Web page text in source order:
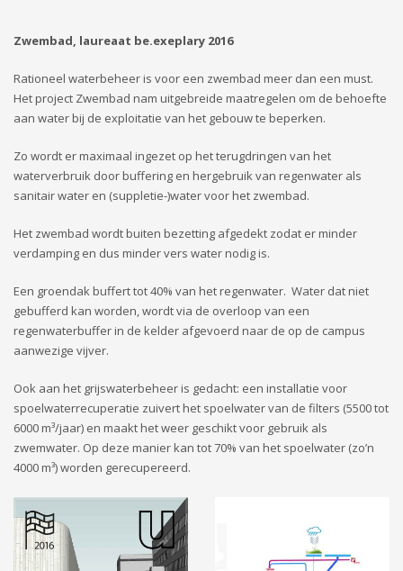
Zwembad, laureaat be.exeplary 2016
Rationeel waterbeheer is voor een zwembad meer dan een must.
Het project Zwembad nam uitgebreide maatregelen om de behoefte
aan water bij de exploitatie van het gebouw te beperken.
Zo wordt er maximaal ingezet op het terugdringen van het
waterverbruik door buffering en hergebruik van regenwater als
sanitair water en (suppletie-)water voor het zwembad.
Het zwembad wordt buiten bezetting afgedekt zodat er minder
verdamping en dus minder vers water nodig is.
Een groendak buffert tot 40% van het regenwater. Water dat niet
gebufferd kan worden, wordt via de overloop van een
regenwaterbuffer in de kelder afgevoerd naar de op de campus
aanwezige vijver.
Ook aan het grijswaterbeheer is gedacht: een installatie voor
spoelwaterrecuperatie zuivert het spoelwater van de filters (5500 tot
6000 m³/jaar) en maakt het weer geschikt voor gebruik als
zwemwater. Op deze manier kan tot 70% van het spoelwater (zo’n
4000 m³) worden gerecupereerd.